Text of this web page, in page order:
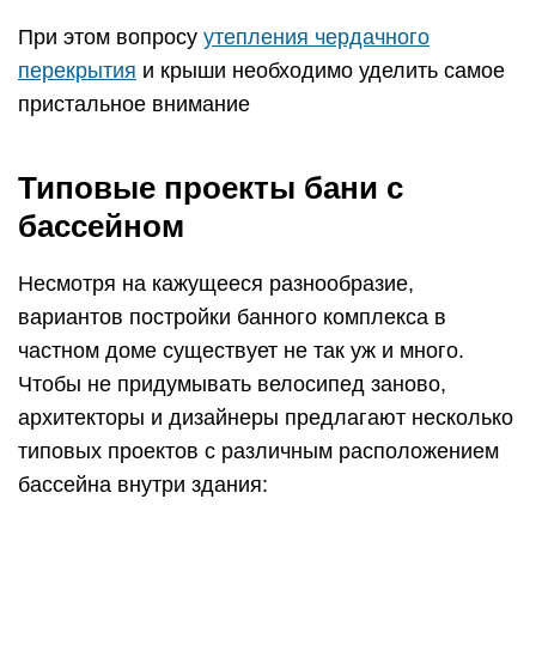
При этом вопросу утепления чердачного
перекрытия и крыши необходимо уделить самое
пристальное внимание
Типовые проекты бани с
бассейном
Несмотря на кажущееся разнообразие,
вариантов постройки банного комплекса в
частном доме существует не так уж и много.
Чтобы не придумывать велосипед заново,
архитекторы и дизайнеры предлагают несколько
типовых проектов с различным расположением
бассейна внутри здания: